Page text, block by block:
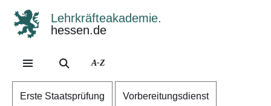
Lehrkräfteakademie.
hessen.de
A-Z
Erste Staatsprüfung Vorbereitungsdienst